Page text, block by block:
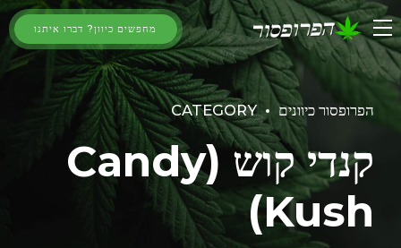
מחפשים כיוון? דברו איתנו
הפרופסור כיוונים CATEGORY
קנדי קוש (Candy
Kush)